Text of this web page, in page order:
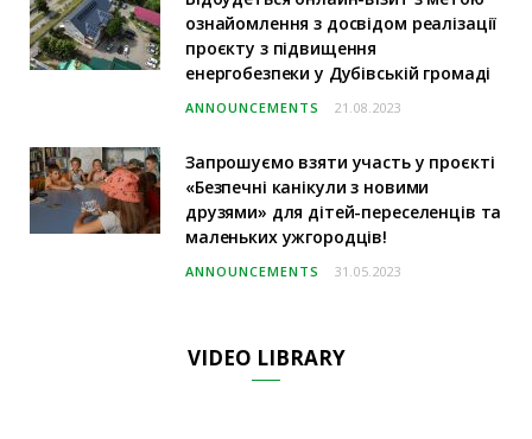
ознайомлення з досвідом реалізації
проєкту з підвищення
енергобезпеки у Дубівській громаді
ANNOUNCEMENTS 21.08.2023
Запрошуємо взяти участь у проєкті
«Безпечні канікули з новими
друзями» для дітей-переселенців та
маленьких ужгородців!
ANNOUNCEMENTS 31.05.2023
VIDEO LIBRARY